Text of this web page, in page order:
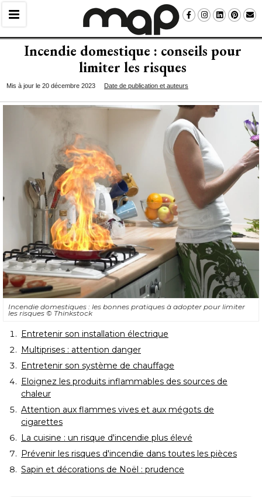
Incendie domestique : conseils pour
limiter les risques
Mis à jour le 20 décembre 2023 Date de publication et auteurs
Incendie domestiques : les bonnes pratiques à adopter pour limiter
les risques © Thinkstock
Entretenir son installation électrique
Multiprises : attention danger
Entretenir son système de chauffage
Eloignez les produits inflammables des sources de
chaleur
Attention aux flammes vives et aux mégots de
cigarettes
La cuisine : un risque d'incendie plus élevé
Prévenir les risques d'incendie dans toutes les pièces
Sapin et décorations de Noël : prudence